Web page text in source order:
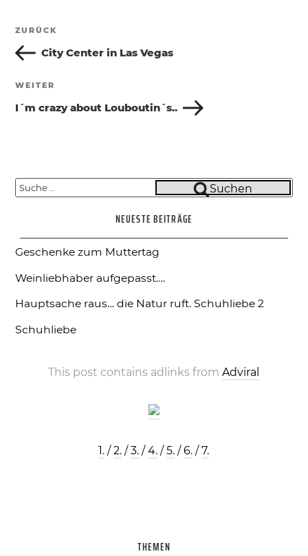
Beitragsnavigation
Vorheriger
Beitrag
ZURÜCK
City Center in Las Vegas
Nächster
Beitrag
WEITER
I´m crazy about Louboutin´s..
Suche
nach:
Suchen
NEUESTE BEITRÄGE
Geschenke zum Muttertag
Weinliebhaber aufgepasst….
Hauptsache raus… die Natur ruft. Schuhliebe 2
Schuhliebe
This post contains adlinks fromAdviral
1. /2. /3. /4. /5. /6. /7.
THEMEN